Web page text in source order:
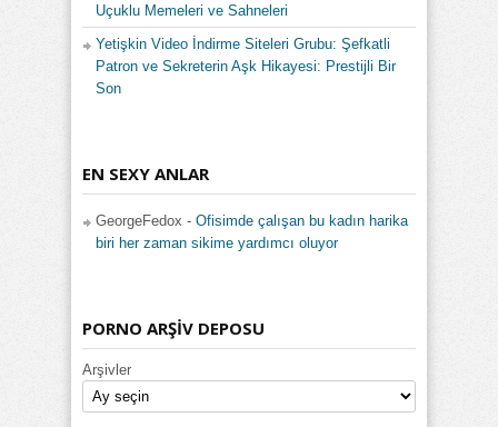
Uçuklu Memeleri ve Sahneleri
Yetişkin Video İndirme Siteleri Grubu: Şefkatli
Patron ve Sekreterin Aşk Hikayesi: Prestijli Bir
Son
EN SEXY ANLAR
GeorgeFedox - Ofisimde çalışan bu kadın harika
biri her zaman sikime yardımcı oluyor
PORNO ARŞİV DEPOSU
Arşivler